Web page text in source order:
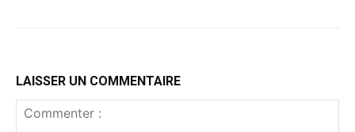
LAISSER UN COMMENTAIRE